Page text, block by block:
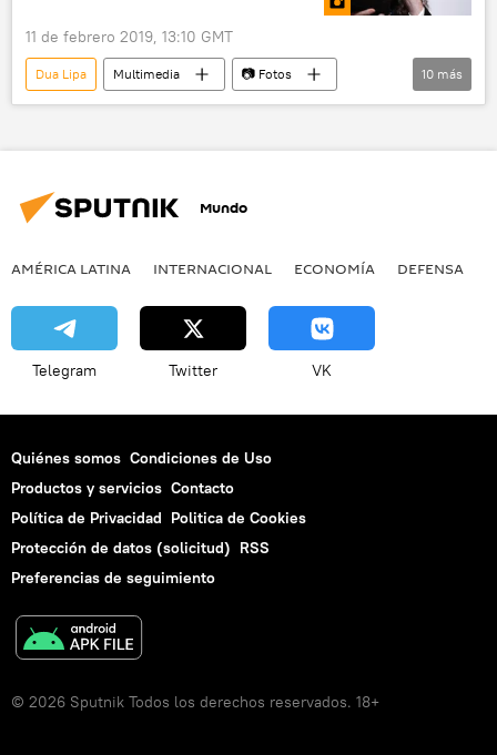
11 de febrero 2019, 13:10 GMT
Dua Lipa Multimedia
📷 Fotos
Michelle Obama
Lady Gaga
Kacey Musgrave
Grammy 2019
10 más
Mundo
AMÉRICA LATINA INTERNACIONAL ECONOMÍA DEFENSA
Telegram Twitter VK
Quiénes somos Condiciones de Uso
Productos y servicios Contacto
Política de Privacidad Politica de Cookies
Protección de datos (solicitud) RSS
Preferencias de seguimiento
© 2026 Sputnik Todos los derechos reservados. 18+